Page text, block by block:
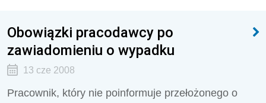
Obowiązki pracodawcy po
zawiadomieniu o wypadku
13 cze 2008
Pracownik, który nie poinformuje przełożonego o